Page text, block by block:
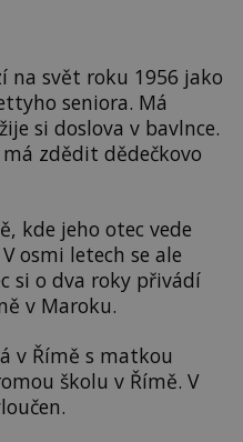
na svět roku 1956 jako
seniora. Má
si doslova v bavlnce.
zdědit dědečkovo
kde jeho otec vede
osmi letech se ale
si o dva roky přivádí
v Maroku.
v Římě s matkou
školu v Římě. V